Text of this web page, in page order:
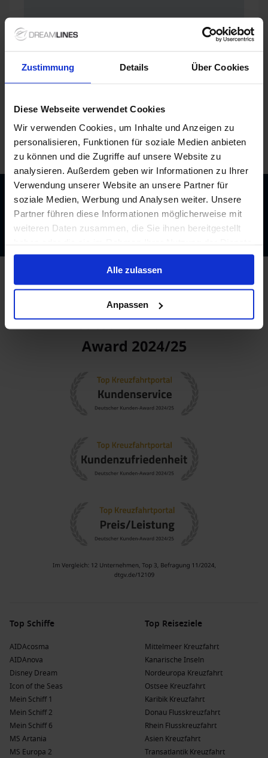
Zustimmung Details Über Cookies
Diese Webseite verwendet Cookies
Wir verwenden Cookies, um Inhalte und Anzeigen zu
personalisieren, Funktionen für soziale Medien anbieten
zu können und die Zugriffe auf unsere Website zu
analysieren. Außerdem geben wir Informationen zu Ihrer
Verwendung unserer Website an unsere Partner für
soziale Medien, Werbung und Analysen weiter. Unsere
Partner führen diese Informationen möglicherweise mit
weiteren Daten zusammen, die Sie ihnen bereitgestellt
gesammelt haben.
Alle zulassen
Anpassen
/ nicko cruises / VIKTORIA / Kabinen und Deckplan
Beratung durch echte Kreuzfahrtexperten
Bis zu 200 € Bordguthaben
Best-Preis-Garantie
Top Schiffe
AIDAcosma
AIDAnova
Disney Dream
Icon of the Seas
Mein Schiff 1
Mein Schiff 2
Mein Schiff 6
MS Artania
MS Europa 2
Top Reiseziele
Mittelmeer Kreuzfahrt
Kanarische Inseln
Nordeuropa Kreuzfahrt
Ostsee Kreuzfahrt
Karibik Kreuzfahrt
Donau Flusskreuzfahrt
Rhein Flusskreuzfahrt
Asien Kreuzfahrt
Transatlantik Kreuzfahrt